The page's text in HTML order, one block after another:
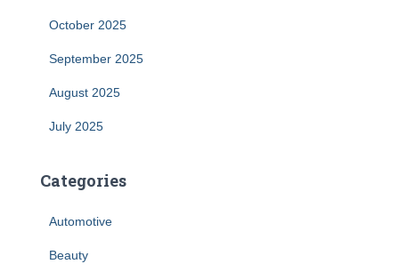
October 2025
September 2025
August 2025
July 2025
Categories
Automotive
Beauty